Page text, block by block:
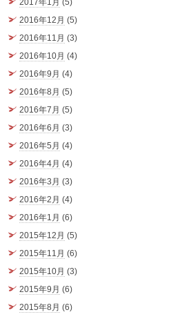
2017年1月 (5)
2016年12月 (5)
2016年11月 (3)
2016年10月 (4)
2016年9月 (4)
2016年8月 (5)
2016年7月 (5)
2016年6月 (3)
2016年5月 (4)
2016年4月 (4)
2016年3月 (3)
2016年2月 (4)
2016年1月 (6)
2015年12月 (5)
2015年11月 (6)
2015年10月 (3)
2015年9月 (6)
2015年8月 (6)